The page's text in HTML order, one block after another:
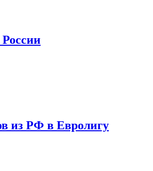
из РФ в Евролигу